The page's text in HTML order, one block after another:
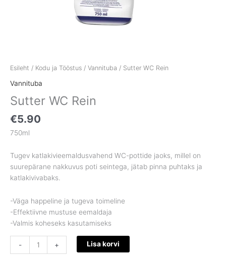
Esileht / Kodu ja Tööstus / Vannituba / Sutter WC Rein
Vannituba
Sutter WC Rein
€5.90
750ml
Tugev katlakivieemaldusvahend WC-pottide jaoks, millel on
suurepärane nakkuvus poti seintega, jätab pinna puhtaks ja
katlakivivabaks.
-Väga happeline ja tugeva toimeline
-Effektiivne mustuse eemaldaja
-Valmis koheseks kasutamiseks
- + Lisa korvi